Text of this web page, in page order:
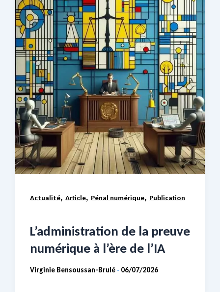
Actualité, Article, Pénal numérique, Publication
L’administration de la preuve
numérique à l’ère de l’IA
Virginie Bensoussan-Brulé - 06/07/2026